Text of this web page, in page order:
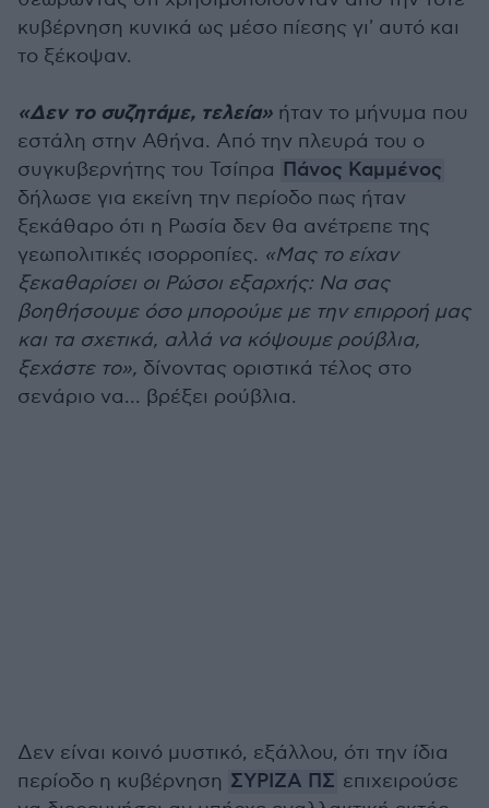
κυβέρνηση κυνικά ως μέσο πίεσης γι' αυτό και
το ξέκοψαν.
«Δεν το συζητάμε, τελεία» ήταν το μήνυμα που
εστάλη στην Αθήνα. Από την πλευρά του ο
συγκυβερνήτης του Τσίπρα Πάνος Καμμένος
δήλωσε για εκείνη την περίοδο πως ήταν
ξεκάθαρο ότι η Ρωσία δεν θα ανέτρεπε της
γεωπολιτικές ισορροπίες. «Μας το είχαν
ξεκαθαρίσει οι Ρώσοι εξαρχής: Να σας
βοηθήσουμε όσο μπορούμε με την επιρροή μας
και τα σχετικά, αλλά να κόψουμε ρούβλια,
ξεχάστε το», δίνοντας οριστικά τέλος στο
σενάριο να... βρέξει ρούβλια.
Δεν είναι κοινό μυστικό, εξάλλου, ότι την ίδια
περίοδο η κυβέρνηση ΣΥΡΙΖΑ ΠΣ επιχειρούσε